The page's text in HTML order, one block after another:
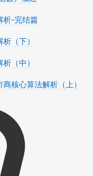
析-完结篇
（下）
（中）
核心算法解析（上）